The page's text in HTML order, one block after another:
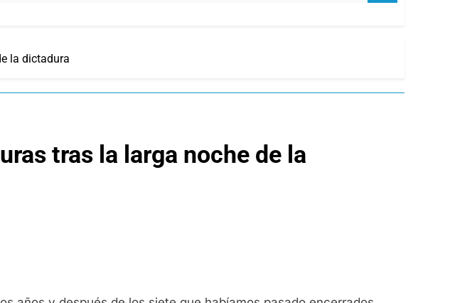
la dictadura
tras la larga noche de la